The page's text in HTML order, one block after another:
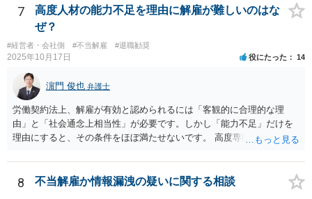
なさいな！」が意味するところは、「敗訴的和解」ということです
が、それには弁護士報酬はつきませんので、弁護士は確かに儲かりま
せん。 しかし、逆に負け筋の事件をズルズルすることは、着手金を増
額してもらえるわけでもない他方で、弁護士報酬も期待できないた
め、むしろ他の事件処理ができないという意味で弁護士にも損害が増
すことはあっても、基本的に儲かることにはなりません。 控訴審で着
手金をもらうということはありますが、1回限りの関係ではなく顧問の
関係なので、あまり好ましい処理ではありません。 事件終了後、顧問
が切れる可能性があるからです。 つまり、弁護士は、儲かるためでは
なく、顧問会社のためにその意思（それこそ会社の現在及び今後の戦
略）を踏まえたうえで事件を遂行していると推測されます。 ＞②原告
は年俸が1200万円と高かったこともあり、復職を希望しております。
復職の気持ちを萎えさす意味で、ずるずると、裁判を引き延ばしてい
る作戦もあるのでしょうか？ 原告は、その年俸に執着があるというこ
7
高度人材の能力不足を理由に解雇が難しいのはな
ぜ？
#経営者・会社側 #不当解雇 #退職勧奨
2025年10月17日 役にたった 14
濵門 俊也 弁護士
労働契約法上、解雇が有効と認められるには「客観的に合理的な理
由」と「社会通念上相当性」が必要です。しかし「能力不足」だけを
理由にすると、その条件をほぼ満たせないです。 高度専門職であって
や配置転換などの改善措置を尽くした記録 を揃えないと、裁判所は
「合理的な解雇理由」とは認めないためです。 そのため、「能力不
足」で解雇を争われると、会社側が立証責任を果たせず、まず裁判に
8 不当解雇か情報漏洩の疑いに関する相談